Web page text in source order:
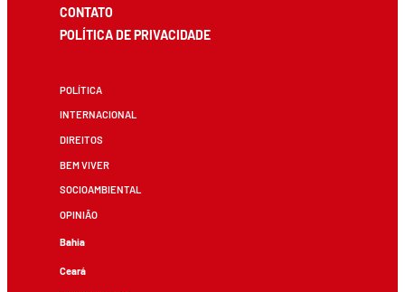
CONTATO
POLÍTICA DE PRIVACIDADE
POLÍTICA
INTERNACIONAL
DIREITOS
BEM VIVER
SOCIOAMBIENTAL
OPINIÃO
Bahia
Ceará